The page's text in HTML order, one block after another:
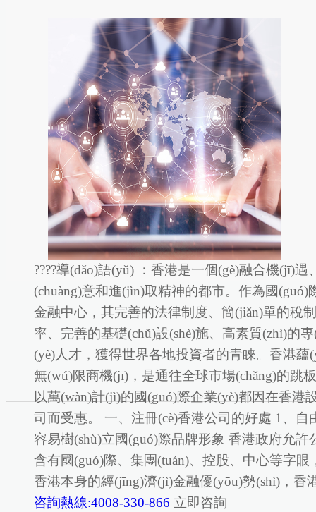
????導(dǎo)語(yǔ) ：香港是一個(gè)融合機(jī)遇
(chuàng)意和進(jìn)取精神的都市。作為國(guó)
金融中心，其完善的法律制度、簡(jiǎn)單的稅制
率、完善的基礎(chǔ)設(shè)施、高素質(zhì)的
(yè)人才，獲得世界各地投資者的青睞。香港
無(wú)限商機(jī)，是通往全球市場(chǎng)的跳板
以萬(wàn)計(jì)的國(guó)際企業(yè)都因在香港
司而受惠。 一、注冊(cè)香港公司的好處 1、自由
容易樹(shù)立國(guó)際品牌形象 香港政府允許
含有國(guó)際、集團(tuán)、控股、中心等字眼
香港本身的經(jīng)濟(jì)金融優(yōu)勢(shì)，香
咨詢熱線:4008-330-866 立即咨詢